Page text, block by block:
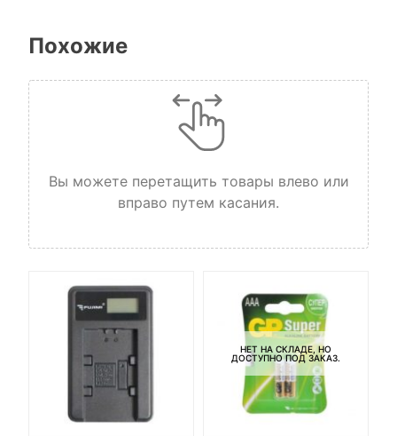
Похожие
Вы можете перетащить товары влево или
вправо путем касания.
НЕТ НА СКЛАДЕ, НО
ДОСТУПНО ПОД ЗАКАЗ.